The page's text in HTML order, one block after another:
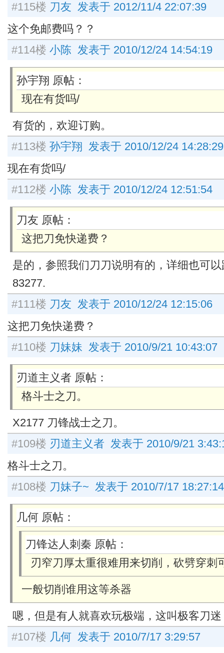
#115楼 刀友 发表于 2012/11/4 22:07:39
这个免邮费吗？？
#114楼 小陈 发表于 2010/12/24 14:54:19
孙宇翔 原帖：
现在有货吗/
有货的，欢迎订购。
#113楼 孙宇翔 发表于 2010/12/24 14:28:29
现在有货吗/
#112楼 小陈 发表于 2010/12/24 12:51:54
刀友 原帖：
这把刀免快递费？
是的，参照我们刀刀说明有的，详细也可
83277.
#111楼 刀友 发表于 2010/12/24 12:15:06
这把刀免快递费？
#110楼 刀妹妹 发表于 2010/9/21 10:43:07
刃道主义者 原帖：
格斗士之刀。
X2177 刀锋战士之刀。
#109楼 刃道主义者 发表于 2010/9/21
格斗士之刀。
#108楼 刀妹子~ 发表于 2010/7/17 18:27:14
几何 原帖：
刀锋达人刺秦 原帖：
刃窄刀厚太重很难用来切削，砍劈穿刺
一般切削谁用这等杀器
嗯，但是有人就喜欢玩极端，这叫极客刀迷
#107楼 几何 发表于 2010/7/17 3:29:57